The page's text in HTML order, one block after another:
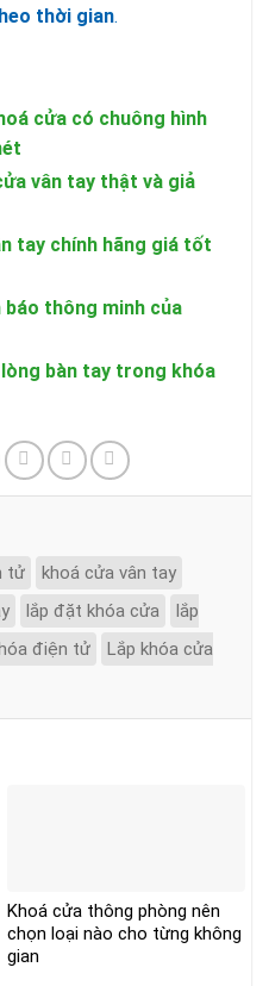
thời gian.
cửa có chuông hình
vân tay thật và giả
tay chính hãng giá tốt
báo thông minh của
bàn tay trong khóa
tử
khoá cửa vân tay
lắp đặt khóa cửa
lắp
điện tử
Lắp khóa cửa
Khoá cửa thông phòng nên
chọn loại nào cho từng không
gian